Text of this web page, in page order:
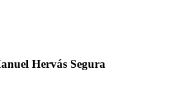
Hervás Segura